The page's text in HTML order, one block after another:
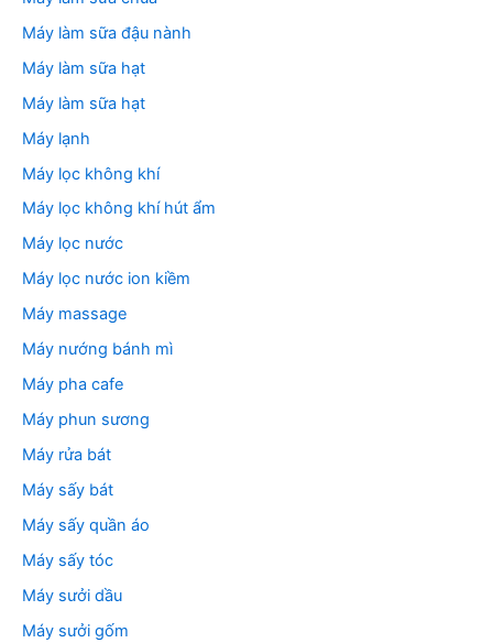
Máy làm sữa đậu nành
Máy làm sữa hạt
Máy làm sữa hạt
Máy lạnh
Máy lọc không khí
Máy lọc không khí hút ẩm
Máy lọc nước
Máy lọc nước ion kiềm
Máy massage
Máy nướng bánh mì
Máy pha cafe
Máy phun sương
Máy rửa bát
Máy sấy bát
Máy sấy quần áo
Máy sấy tóc
Máy sưởi dầu
Máy sưởi gốm